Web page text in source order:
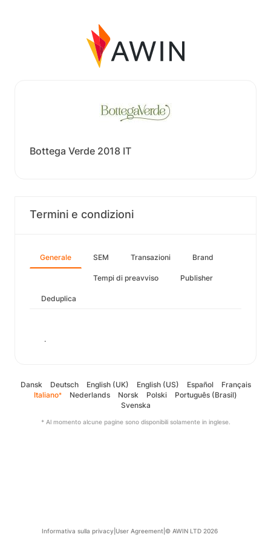
Bottega Verde 2018 IT
Termini e condizioni
Generale SEM Transazioni Brand
Tempi di preavviso Publisher
Deduplica
.
Dansk Deutsch English (UK) English (US) Español
Français
Italiano* Nederlands Norsk Polski
Português (Brasil)
Svenska
* Al momento alcune pagine sono disponibili solamente in inglese.
Informativa sulla privacy User Agreement © AWIN LTD 2026